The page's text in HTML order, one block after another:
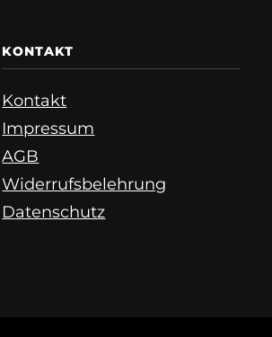
KONTAKT
Kontakt
Impressum
AGB
Widerrufsbelehrung
Datenschutz